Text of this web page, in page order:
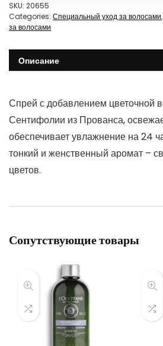
SKU: 20655
Categories: Специальный уход за волосами,
за волосами
Описание
Спрей с добавлением цветочной
Сентифолии из Прованса,
обеспечивает увлажнение на 24
тонкий и женственный аромат –
цветов.
Сопутствующие товары